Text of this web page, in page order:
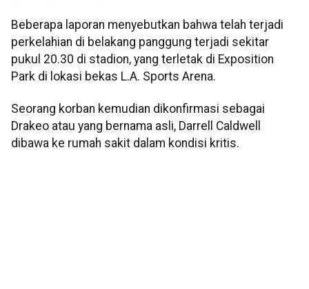
Beberapa laporan menyebutkan bahwa telah terjadi
perkelahian di belakang panggung terjadi sekitar
pukul 20.30 di stadion, yang terletak di Exposition
Park di lokasi bekas L.A. Sports Arena.
Seorang korban kemudian dikonfirmasi sebagai
Drakeo atau yang bernama asli, Darrell Caldwell
dibawa ke rumah sakit dalam kondisi kritis.